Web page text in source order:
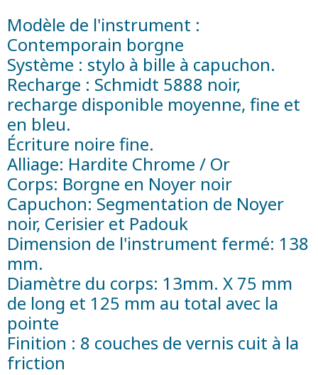
Modèle de l'instrument :
Contemporain borgne
Système : stylo à bille à capuchon.
Recharge : Schmidt 5888 noir,
recharge disponible moyenne, fine et
en bleu.
Écriture noire fine.
Alliage: Hardite Chrome / Or
Corps: Borgne en Noyer noir
Capuchon: Segmentation de Noyer
noir, Cerisier et Padouk
Dimension de l'instrument fermé: 138
mm.
Diamètre du corps: 13mm. X 75 mm
de long et 125 mm au total avec la
pointe
Finition : 8 couches de vernis cuit à la
friction